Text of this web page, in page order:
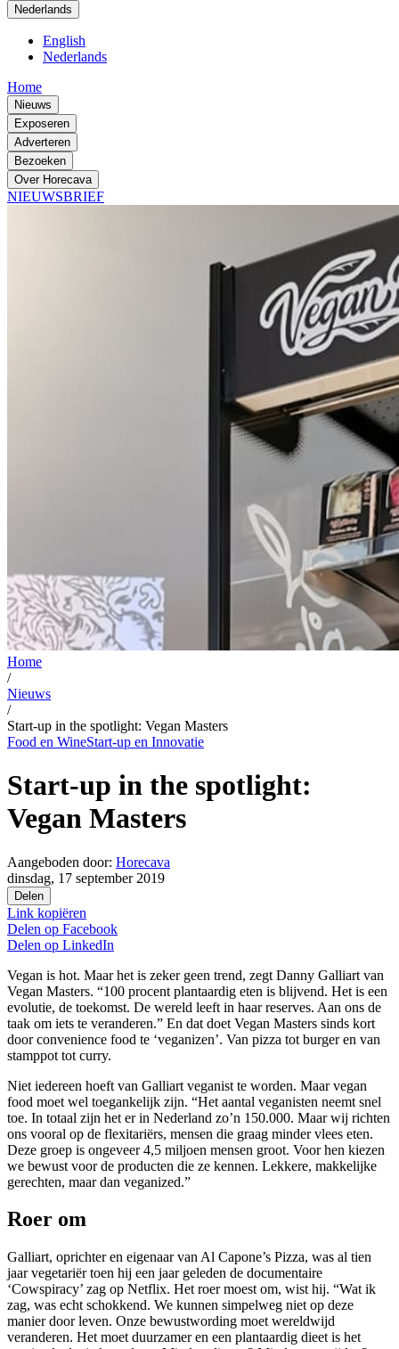
Nederlands
English
Nederlands
Home
Nieuws
Exposeren
Adverteren
Bezoeken
Over Horecava
NIEUWSBRIEF
Home
/
Nieuws
/
Start-up in the spotlight: Vegan Masters
Food en WineStart-up en Innovatie
Start-up in the spotlight:
Vegan Masters
Aangeboden door: Horecava
dinsdag, 17 september 2019
Delen
Link kopiëren
Delen op Facebook
Delen op LinkedIn
Vegan is hot. Maar het is zeker geen trend, zegt Danny Galliart van
Vegan Masters. “100 procent plantaardig eten is blijvend. Het is een
evolutie, de toekomst. De wereld leeft in haar reserves. Aan ons de
taak om iets te veranderen.” En dat doet Vegan Masters sinds kort
door convenience food te ‘veganizen’. Van pizza tot burger en van
stamppot tot curry.
Niet iedereen hoeft van Galliart veganist te worden. Maar vegan
food moet wel toegankelijk zijn. “Het aantal veganisten neemt snel
toe. In totaal zijn het er in Nederland zo’n 150.000. Maar wij richten
ons vooral op de flexitariërs, mensen die graag minder vlees eten.
Deze groep is ongeveer 4,5 miljoen mensen groot. Voor hen kiezen
we bewust voor de producten die ze kennen. Lekkere, makkelijke
gerechten, maar dan veganized.”
Roer om
Galliart, oprichter en eigenaar van Al Capone’s Pizza, was al tien
jaar vegetariër toen hij een jaar geleden de documentaire
‘Cowspiracy’ zag op Netflix. Het roer moest om, wist hij. “Wat ik
zag, was echt schokkend. We kunnen simpelweg niet op deze
manier door leven. Onze bewustwording moet wereldwijd
veranderen. Het moet duurzamer en een plantaardig dieet is het